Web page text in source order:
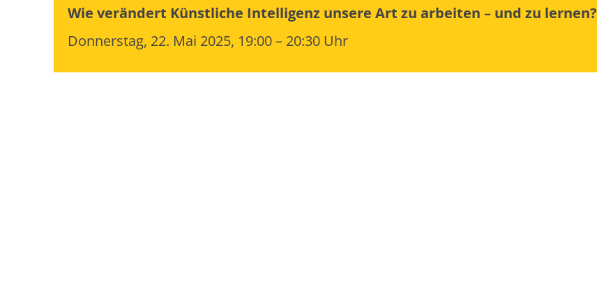
Wie verändert Künstliche Intelligenz unsere Art zu arbeiten – und zu lernen?
Donnerstag, 22. Mai 2025, 19:00 – 20:30 Uhr